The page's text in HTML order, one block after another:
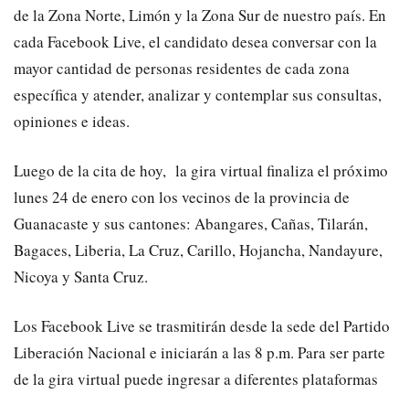
de la Zona Norte, Limón y la Zona Sur de nuestro país. En
cadaFacebook Live,el candidato desea conversar con la
mayor cantidad de personas residentes de cadazona
específicay atender, analizar y contemplar sus consultas,
opiniones e ideas.
Luego de la cita de hoy, la gira virtual finaliza el próximo
lunes 24 de enero con los vecinos de la provincia de
Guanacaste y sus cantones: Abangares, Cañas, Tilarán,
Bagaces, Liberia, La Cruz, Carillo, Hojancha, Nandayure,
Nicoya y Santa Cruz.
Los Facebook Live se trasmitirán desde la sede del Partido
Liberación Nacional e iniciarán a las 8 p.m. Para ser parte
de la gira virtual puede ingresara diferentes plataformas